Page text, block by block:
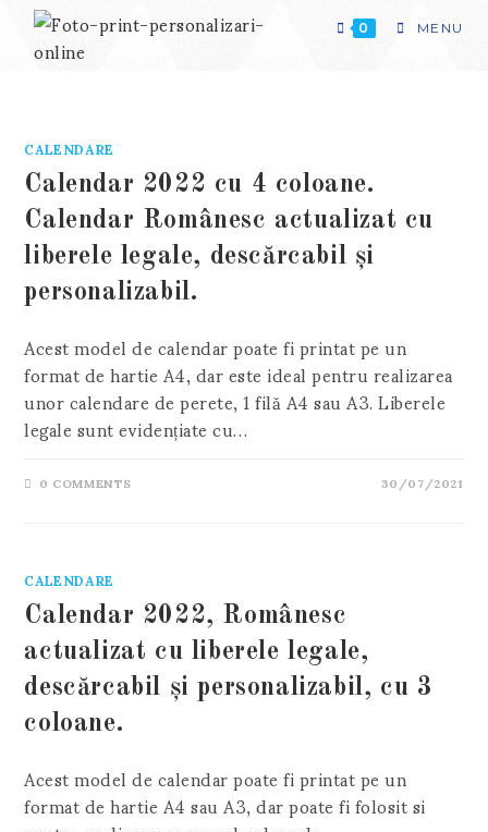
content
0 MENU
CALENDARE
Calendar 2022 cu 4 coloane.
Calendar Românesc actualizat cu
liberele legale, descărcabil și
personalizabil.
Acest model de calendar poate fi printat pe un
format de hartie A4, dar este ideal pentru realizarea
unor calendare de perete, 1 filă A4 sau A3. Liberele
legale sunt evidențiate cu…
0 COMMENTS 30/07/2021
CALENDARE
Calendar 2022, Românesc
actualizat cu liberele legale,
descărcabil și personalizabil, cu 3
coloane.
Acest model de calendar poate fi printat pe un
format de hartie A4 sau A3, dar poate fi folosit si